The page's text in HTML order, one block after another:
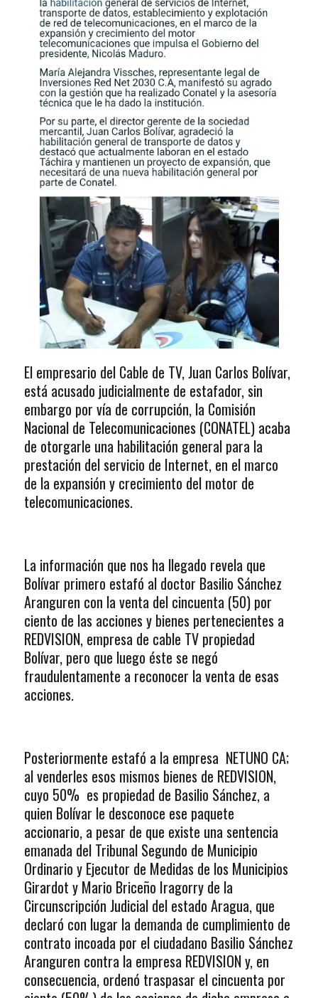
El empresario del Cable de TV, Juan Carlos Bolívar,
está acusado judicialmente de estafador, sin
embargo por vía de corrupción, la Comisión
Nacional de Telecomunicaciones (CONATEL) acaba
de otorgarle una habilitación general para la
prestación del servicio de Internet, en el marco
de la expansión y crecimiento del motor de
telecomunicaciones.
La información que nos ha llegado revela que
Bolívar primero estafó al doctor Basilio Sánchez
Aranguren con la venta del cincuenta (50) por
ciento de las acciones y bienes pertenecientes a
REDVISION, empresa de cable TV propiedad
Bolívar, pero que luego éste se negó
fraudulentamente a reconocer la venta de esas
acciones.
Posteriormente estafó a la empresa NETUNO CA;
al venderles esos mismos bienes de REDVISION,
cuyo 50% es propiedad de Basilio Sánchez, a
quien Bolívar le desconoce ese paquete
accionario, a pesar de que existe una sentencia
emanada del Tribunal Segundo de Municipio
Ordinario y Ejecutor de Medidas de los Municipios
Girardot y Mario Briceño Iragorry de la
Circunscripción Judicial del estado Aragua, que
declaró con lugar la demanda de cumplimiento de
contrato incoada por el ciudadano Basilio Sánchez
Aranguren contra la empresa REDVISION y, en
consecuencia, ordenó traspasar el cincuenta por